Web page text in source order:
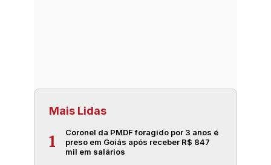
Mais Lidas
1
Coronel da PMDF foragido por 3 anos é
preso em Goiás após receber R$ 847
mil em salários